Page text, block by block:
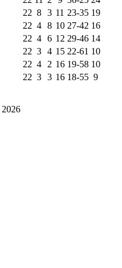
22 8 3 11 23-35 19
22 4 8 10 27-42 16
22 4 6 12 29-46 14
22 3 4 15 22-61 10
22 4 2 16 19-58 10
22 3 3 16 18-55 9
2026